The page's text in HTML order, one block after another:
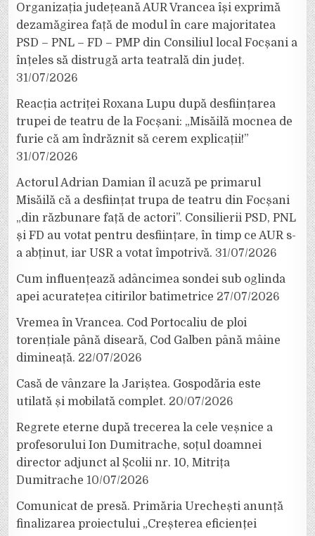
Organizația județeană AUR Vrancea își exprimă
dezamăgirea față de modul în care majoritatea
PSD – PNL – FD – PMP din Consiliul local Focșani a
înțeles să distrugă arta teatrală din județ.
31/07/2026
Reacția actriței Roxana Lupu după desființarea
trupei de teatru de la Focșani: „Misăilă mocnea de
furie că am îndrăznit să cerem explicații!”
31/07/2026
Actorul Adrian Damian îl acuză pe primarul
Misăilă că a desființat trupa de teatru din Focșani
„din răzbunare față de actori”. Consilierii PSD, PNL
și FD au votat pentru desființare, în timp ce AUR s-
a abținut, iar USR a votat împotrivă. 31/07/2026
Cum influențează adâncimea sondei sub oglinda
apei acuratețea citirilor batimetrice 27/07/2026
Vremea în Vrancea. Cod Portocaliu de ploi
torențiale până diseară, Cod Galben până mâine
dimineață. 22/07/2026
Casă de vânzare la Jariștea. Gospodăria este
utilată și mobilată complet. 20/07/2026
Regrete eterne după trecerea la cele veșnice a
profesorului Ion Dumitrache, soțul doamnei
director adjunct al Școlii nr. 10, Mitrița
Dumitrache 10/07/2026
Comunicat de presă. Primăria Urechești anunță
finalizarea proiectului „Creșterea eficienței